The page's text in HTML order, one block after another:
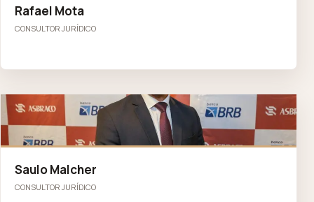
Rafael Mota
CONSULTOR JURÍDICO
SM
Saulo Malcher
CONSULTOR JURÍDICO